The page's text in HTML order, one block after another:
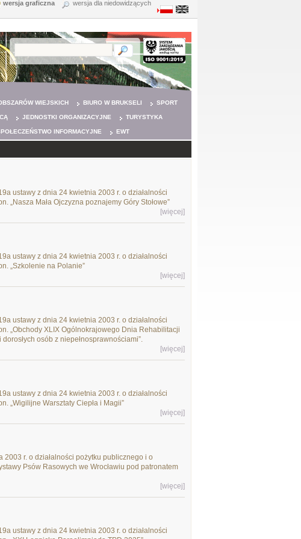
wersja graficzna wersja dla niedowidzących
WIEJSKICH BIURO W BRUKSELI SPORT
JEDNOSTKI ORGANIZACYJNE TURYSTYKA
INFORMACYJNE EWT
ustawy z dnia 24 kwietnia 2003 r. o działalności
Mała Ojczyzna poznajemy Góry Stołowe”
[więcej]
ustawy z dnia 24 kwietnia 2003 r. o działalności
„Szkolenie na Polanie”
[więcej]
ustawy z dnia 24 kwietnia 2003 r. o działalności
„Obchody XLIX Ogólnokrajowego Dnia Rehabilitacji
osób z niepełnosprawnościami”.
[więcej]
ustawy z dnia 24 kwietnia 2003 r. o działalności
„Wigilijne Warsztaty Ciepła i Magii”
[więcej]
r. o działalności pożytku publicznego i o
Psów Rasowych we Wrocławiu pod patronatem
[więcej]
ustawy z dnia 24 kwietnia 2003 r. o działalności